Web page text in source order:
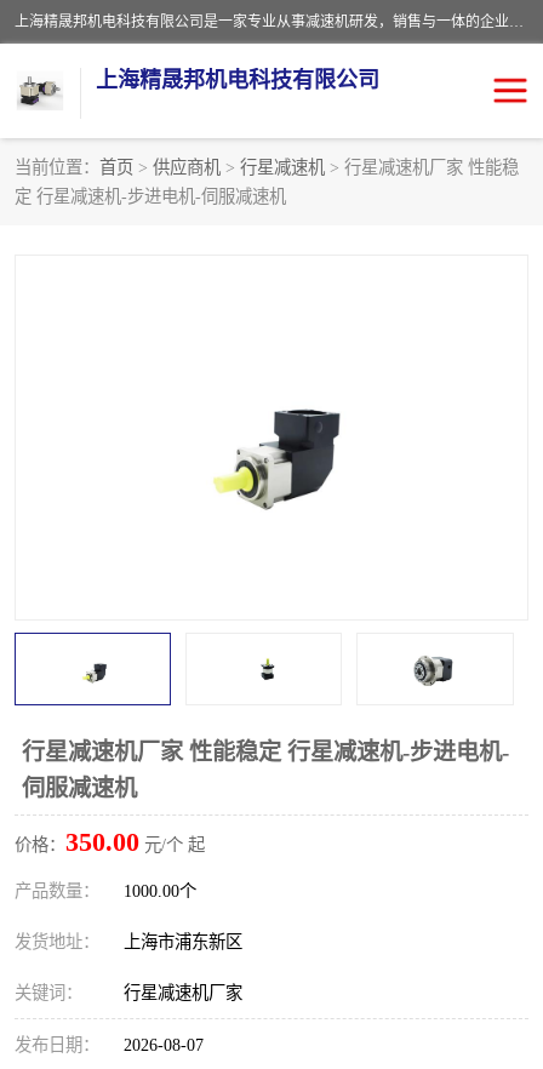
上海精晟邦机电科技有限公司是一家专业从事减速机研发，销售与一体的企业。公司拥有资深技术人员和技术团队服务人才，致力于为广大客户提供专业，细致的产品服务。主营产品有：中型减速电机，微型调速电机，精密行星减速机，蜗轮蜗杆减速机，RFKS四大系列减速机，SKM双曲面齿轮减速机，齿轮减速电机，行星减速机，防爆电机，变频器等系列；产品广泛用于汽车，船舶，能源，环保，包装，物流等领域，欢迎咨询。
上海精晟邦机电科技有限公司
当前位置： 首页 > 供应商机 > 行星减速机 > 行星减速机厂家 性能稳
定 行星减速机-步进电机-伺服减速机
行星减速机厂家 性能稳定 行星减速机-步进电机-
伺服减速机
价格： 350.00 元/个 起
产品数量： 1000.00个
发货地址： 上海市浦东新区
关键词： 行星减速机厂家
发布日期： 2026-08-07
减速电机
晟邦电机